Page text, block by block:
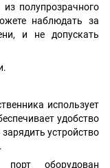
из полупрозрачного
наблюдать за
и не допускать
использует
удобство
устройство
оборудован